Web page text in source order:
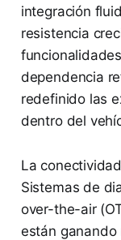
integración
resistencia
dependencia
redefinido las
dentro del
La
Sistemas de
over-the-air
están ganando